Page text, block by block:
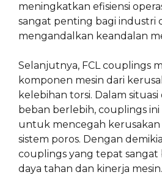
meningkatkan efisiensi
sangat penting bagi industri
mengandalkan keandalan
Selanjutnya, FCL couplings
komponen mesin dari
kelebihan torsi. Dalam
beban berlebih, couplings
untuk mencegah
sistem poros. Dengan
couplings yang tepat
daya tahan dan kinerja mesin.